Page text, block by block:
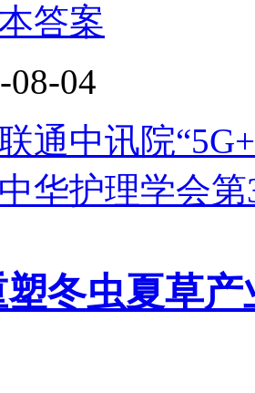
答案
08-04
通中讯院
华护理学会
冬虫夏草